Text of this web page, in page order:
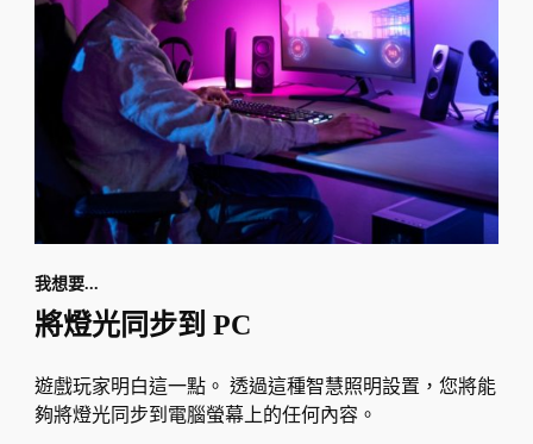
我想要...
將燈光同步到 PC
遊戲玩家明白這一點。 透過這種智慧照明設置，您將能
夠將燈光同步到電腦螢幕上的任何內容。